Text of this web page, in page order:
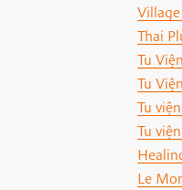
Thai
Tu
Tu
Tu
Tu
Le